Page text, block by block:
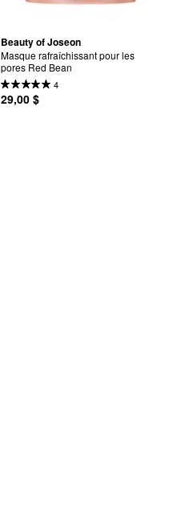
Beauty of Joseon
Masque rafraîchissant pour les
pores Red Bean
4
29,00 $